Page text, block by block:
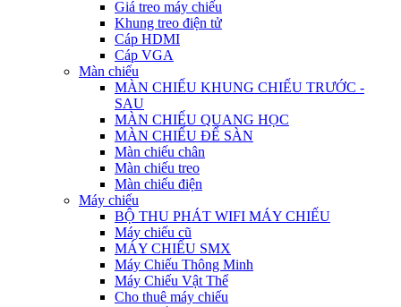
Giá treo máy chiếu
Khung treo điện tử
Cáp HDMI
Cáp VGA
Màn chiếu
MÀN CHIẾU KHUNG CHIẾU TRƯỚC -
SAU
MÀN CHIẾU QUANG HỌC
MÀN CHIẾU ĐỂ SÀN
Màn chiếu chân
Màn chiếu treo
Màn chiếu điện
Máy chiếu
BỘ THU PHÁT WIFI MÁY CHIẾU
Máy chiếu cũ
MÁY CHIẾU SMX
Máy Chiếu Thông Minh
Máy Chiếu Vật Thể
Cho thuê máy chiếu